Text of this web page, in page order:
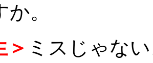
。
ミスじゃな